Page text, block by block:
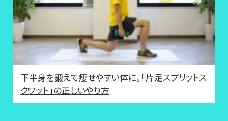
下半身を鍛えて痩せやすい体に。「片足スプリットス
クワット」の正しいやり方